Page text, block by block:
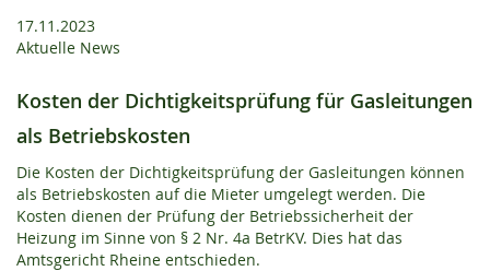
17.11.2023
Aktuelle News
Kosten der Dichtigkeitsprüfung für Gasleitungen
als Betriebskosten
Die Kosten der Dichtigkeitsprüfung der Gasleitungen können
als Betriebskosten auf die Mieter umgelegt werden. Die
Kosten dienen der Prüfung der Betriebssicherheit der
Heizung im Sinne von § 2 Nr. 4a BetrKV. Dies hat das
Amtsgericht Rheine entschieden.